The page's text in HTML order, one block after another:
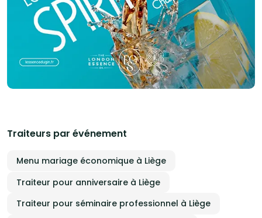
Traiteurs par événement
Menu mariage économique à Liège
Traiteur pour anniversaire à Liège
Traiteur pour séminaire professionnel à Liège